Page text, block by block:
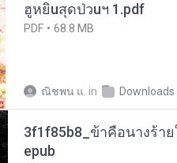
ฮูหยิuสุดป่วuฯ 1.pdf
PDF 68.8 MB
ณิชพน แ. in Downloads
3f1f85b8_ข้าคือนางร้า
epub